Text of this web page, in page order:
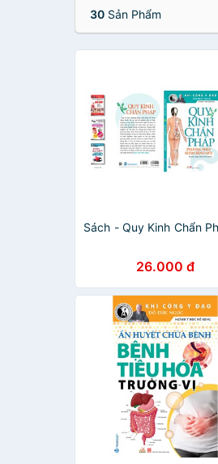
30 Sản Phẩm
Sách - Quy Kinh Chẩn
26.000 đ